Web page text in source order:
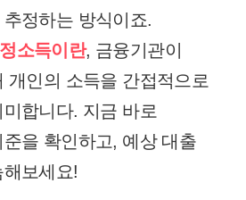
정하는 방식이죠.
소득이란, 금융기관이
개인의 소득을 간접적으로
합니다. 지금 바로
을 확인하고, 예상 대출
보세요!